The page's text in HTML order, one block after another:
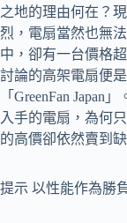
之地的理由何在？
烈，電扇當然也無
中，卻有一台價格
討論的高架電扇便
「GreenFan Japan
入手的電扇，為何
的高價卻依然賣到
提示 以性能作為勝